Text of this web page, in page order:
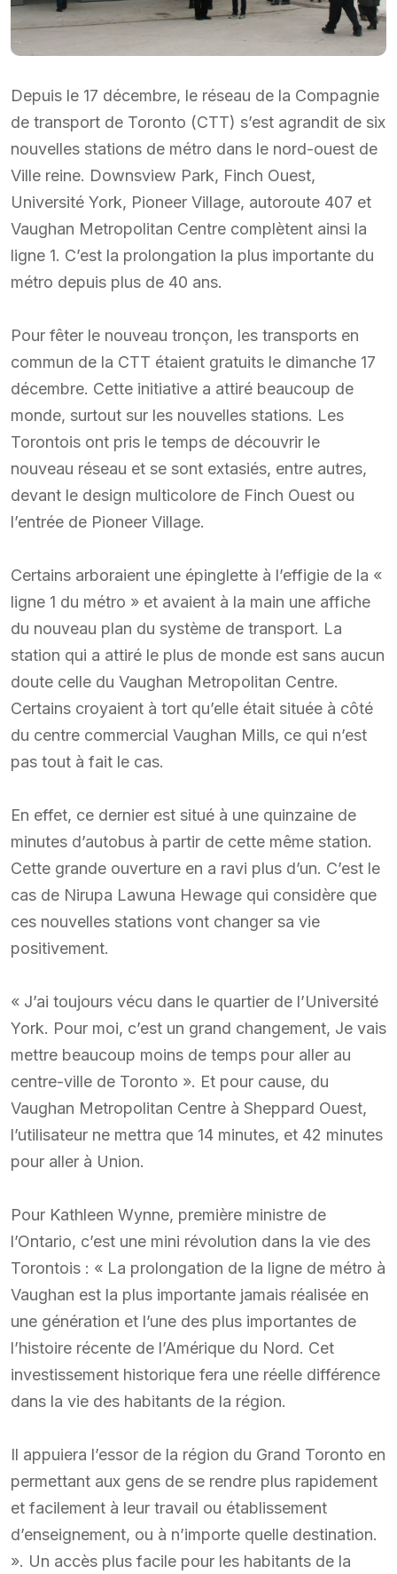
Depuis le 17 décembre, le réseau de la Compagnie
de transport de Toronto (CTT) s’est agrandit de six
nouvelles stations de métro dans le nord-ouest de
Ville reine. Downsview Park, Finch Ouest,
Université York, Pioneer Village, autoroute 407 et
Vaughan Metropolitan Centre complètent ainsi la
ligne 1. C’est la prolongation la plus importante du
métro depuis plus de 40 ans.
Pour fêter le nouveau tronçon, les transports en
commun de la CTT étaient gratuits le dimanche 17
décembre. Cette initiative a attiré beaucoup de
monde, surtout sur les nouvelles stations. Les
Torontois ont pris le temps de découvrir le
nouveau réseau et se sont extasiés, entre autres,
devant le design multicolore de Finch Ouest ou
l’entrée de Pioneer Village.
Certains arboraient une épinglette à l’effigie de la «
ligne 1 du métro » et avaient à la main une affiche
du nouveau plan du système de transport. La
station qui a attiré le plus de monde est sans aucun
doute celle du Vaughan Metropolitan Centre.
Certains croyaient à tort qu’elle était située à côté
du centre commercial Vaughan Mills, ce qui n’est
pas tout à fait le cas.
En effet, ce dernier est situé à une quinzaine de
minutes d’autobus à partir de cette même station.
Cette grande ouverture en a ravi plus d’un. C’est le
cas de Nirupa Lawuna Hewage qui considère que
ces nouvelles stations vont changer sa vie
positivement.
« J’ai toujours vécu dans le quartier de l’Université
York. Pour moi, c’est un grand changement, Je vais
mettre beaucoup moins de temps pour aller au
centre-ville de Toronto ». Et pour cause, du
Vaughan Metropolitan Centre à Sheppard Ouest,
l’utilisateur ne mettra que 14 minutes, et 42 minutes
pour aller à Union.
Pour Kathleen Wynne, première ministre de
l’Ontario, c’est une mini révolution dans la vie des
Torontois : « La prolongation de la ligne de métro à
Vaughan est la plus importante jamais réalisée en
une génération et l’une des plus importantes de
l’histoire récente de l’Amérique du Nord. Cet
investissement historique fera une réelle différence
dans la vie des habitants de la région.
Il appuiera l’essor de la région du Grand Toronto en
permettant aux gens de se rendre plus rapidement
et facilement à leur travail ou établissement
d’enseignement, ou à n’importe quelle destination.
». Un accès plus facile pour les habitants de la